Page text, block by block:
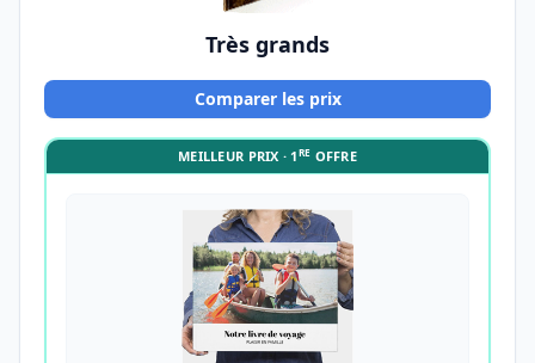
Très grands
Comparer les prix
MEILLEUR PRIX · 1RE OFFRE